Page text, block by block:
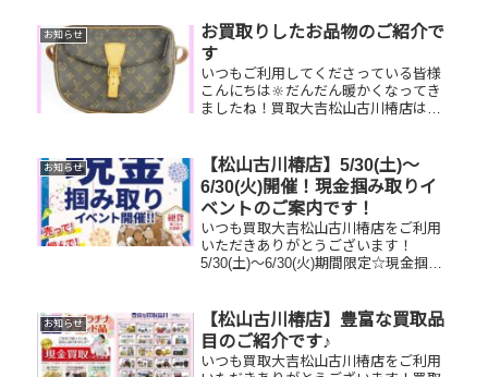
お知らせ
お買取りしたお品物のご紹介で
す
いつもご利用してくださっている皆様
こんにちは🔆だんだん暖かくなってき
ましたね！買取大吉松山古川椿店は本
っているお品物はございませんか？そ
のお品物ぜひ！買取大吉松山古川椿
店...
お知らせ
【松山古川椿店】5/30(土)～
6/30(火)開催！現金掴み取りイ
ベントのご案内です！
いつも買取大吉松山古川椿店をご利用
いただきありがとうございます！
5/30(土)～6/30(火)期間限定☆現金掴み
だけます😌(金券類、テレカ、切手、古
銭、現行銭両替は対...
お知らせ
【松山古川椿店】豊富な買取品
目のご紹介です♪
いつも買取大吉松山古川椿店をご利用